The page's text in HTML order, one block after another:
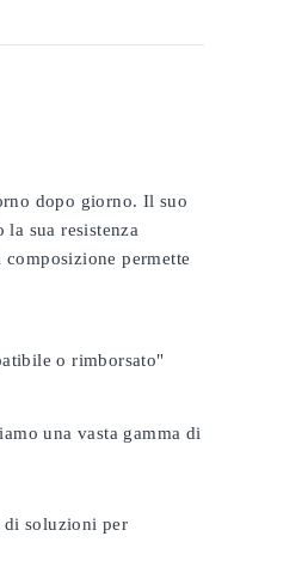
dopo giorno. Il suo
sua resistenza
permette
o rimborsato"
una vasta gamma di
di soluzioni per